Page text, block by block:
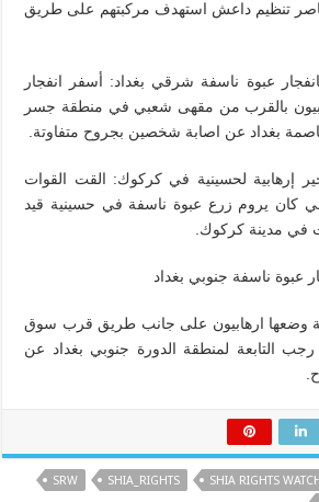
تنظيم داعش استهدف مركبتهم على طريق
بانفجار عبوة ناسفة شرقي بغداد: أسفر انفجار
بالقرب من مقهى شعبي في منطقة جسر
بغداد عن اصابة شخصين بجروح متفاوتة.
إرهابية لحسينية في كركوك: القت القوات
كان يروم زرع عبوة ناسفة في حسينية قيد
في مدينة كركوك.
وضعها ارهابيون على جانب طريق قرب سوق
التابعة لمنطقة الدورة جنوبي بغداد عن
SHIA RIGHTS WATCH
SHIA_RIGHTS
SRW